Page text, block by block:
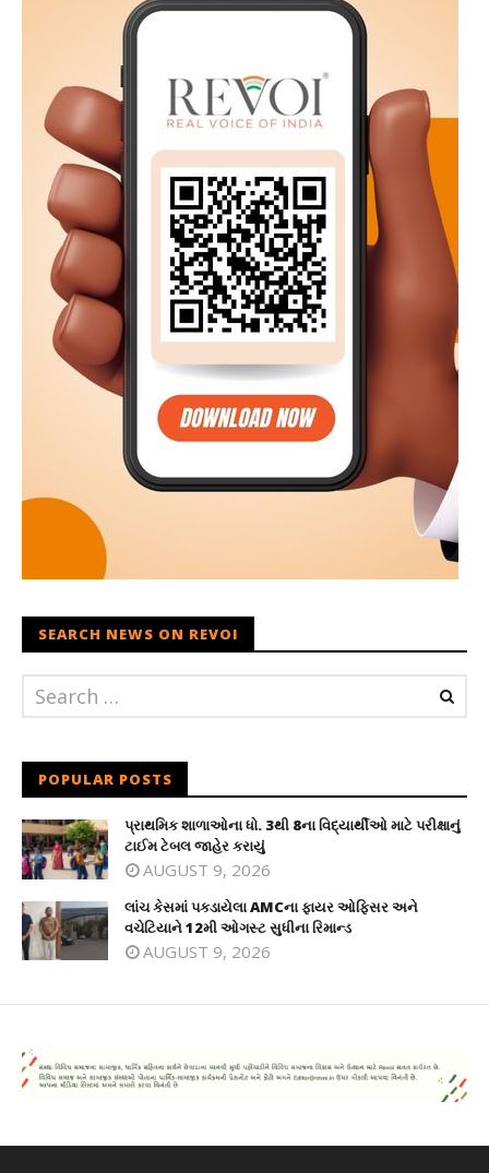
SEARCH NEWS ON REVOI
POPULAR POSTS
પ્રાથમિક શાળાઓના ધો. 3થી 8ના વિદ્યાર્થીઓ માટે પરીક્ષાનું
ટાઈમ ટેબલ જાહેર કરાયું
AUGUST 9, 2026
લાંચ કેસમાં પકડાયેલા AMCના ફાયર ઓફિસર અને
વચેટિયાને 12મી ઓગસ્ટ સુધીના રિમાન્ડ
AUGUST 9, 2026